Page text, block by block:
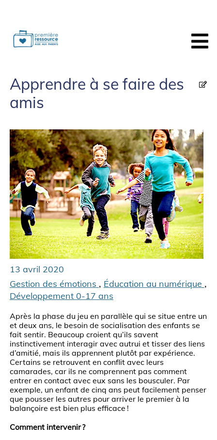
Apprendre à se faire des
amis
13 avril 2020
Gestion des émotions , Éducation au numérique ,
Développement 0-17 ans
Après la phase du jeu en parallèle qui se situe entre un
et deux ans, le besoin de socialisation des enfants se
fait sentir. Beaucoup croient qu’ils savent
instinctivement interagir avec autrui et tisser des liens
d’amitié, mais ils apprennent plutôt par expérience.
Certains se retrouvent en conflit avec leurs
camarades, car ils ne comprennent pas comment
entrer en contact avec eux sans les bousculer. Par
exemple, un enfant de cinq ans peut facilement penser
que pousser les autres pour arriver le premier à la
balançoire est bien plus efficace !
Comment intervenir ?